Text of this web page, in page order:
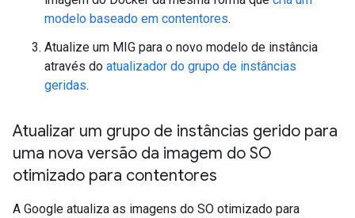
modelo baseado em contentores.
Atualize um MIG para o novo modelo de instância
através do atualizador do grupo de instâncias
geridas.
Atualizar um grupo de instâncias gerido para
uma nova versão da imagem do SO
otimizado para contentores
A Google atualiza as imagens do SO otimizado para